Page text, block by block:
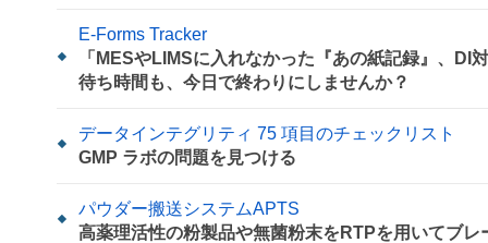
E-Forms Tracker
「MESやLIMSに入れなかった『あの紙記録』、
待ち時間も、今日で終わりにしませんか？
データインテグリティ 75 項目のチェックリスト
GMP ラボの問題を見つける
パウダー搬送システムAPTS
高薬理活性の粉製品や無菌粉末をRTPを用いてブ